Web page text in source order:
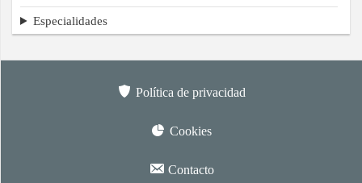
Especialidades
Política de privacidad
Cookies
Contacto